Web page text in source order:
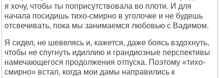
я хочу, чтобы ты поприсутствовала во плоти. И для
начала посидишь тихо-смирно в уголочке и не будешь
отсвечивать, пока мы занимаемся любовью с Вадимом.
Я сидел, не шевелясь и, кажется, даже боясь вздохнуть,
чтобы не спугнуть идиллию и грандиозные перспективы
намечающегося продолжения отпуска. Поэтому «тихо-
смирно» встал, когда мои дамы направились к